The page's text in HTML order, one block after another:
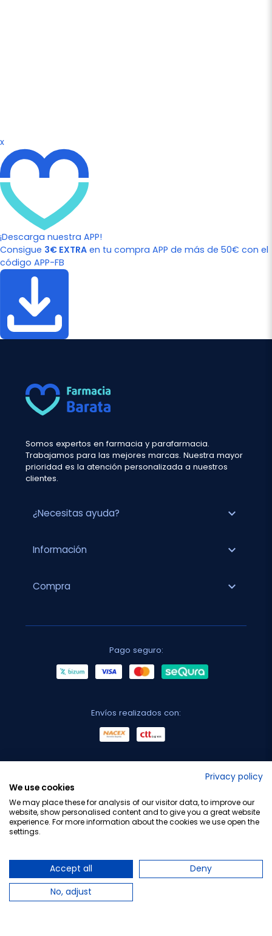
x
¡Descarga nuestra APP!
Consigue 3€ EXTRA en tu compra APP de más de 50€ con el
código APP-FB
Somos expertos en farmacia y parafarmacia.
Trabajamos para las mejores marcas. Nuestra mayor
prioridad es la atención personalizada a nuestros
clientes.
¿Necesitas ayuda? expand_more
Información expand_more
Compra expand_more
Pago seguro:
Envíos realizados con:
Privacy policy
We use cookies
We may place these for analysis of our visitor data, to improve our
website, show personalised content and to give you a great website
experience. For more information about the cookies we use open the
settings.
Accept all
Deny
No, adjust